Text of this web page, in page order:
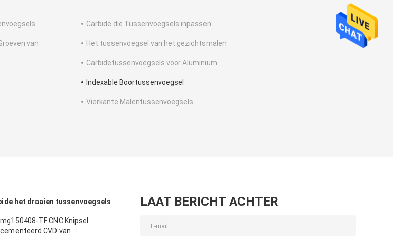
Carbide die Tussenvoegsels inpassen
van
Het tussenvoegsel van het gezichtsmalen
Carbidetussenvoegsels voor Aluminium
Indexable Boortussenvoegsel
Vierkante Malentussenvoegsels
het draaien tussenvoegsels
TF CNC Knipsel
CVD van
LAAT BERICHT ACHTER